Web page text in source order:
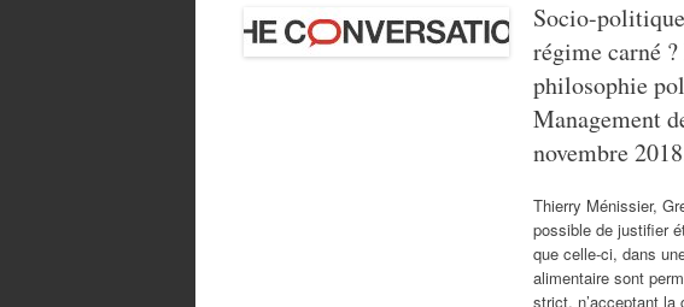
Socio-
régime carné
philosophie
Management
novembre
Thierry Ménissier,
possible de justifier
que celle-ci, dans
alimentaire sont
strict, n’acceptant